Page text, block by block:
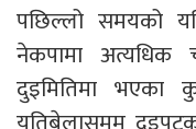
पछिल्लो समयको
नेकपामा अत्यधिक
दुइमितिमा